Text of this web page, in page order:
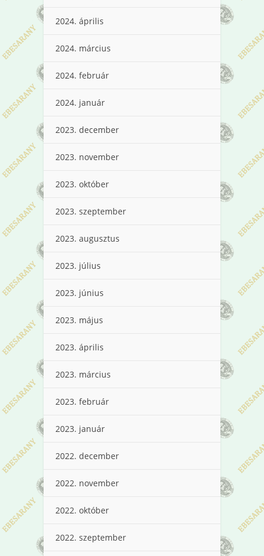
2024. április
2024. március
2024. február
2024. január
2023. december
2023. november
2023. október
2023. szeptember
2023. augusztus
2023. július
2023. június
2023. május
2023. április
2023. március
2023. február
2023. január
2022. december
2022. november
2022. október
2022. szeptember